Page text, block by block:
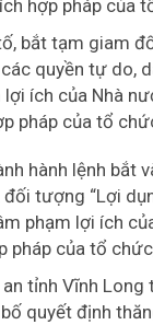
hợp pháp của
bắt tạm giam
quyền tự do,
lợi ích của Nhà
pháp của tổ
hành lệnh bắt
đối tượng “Lợi
phạm lợi ích
pháp của tổ
an tỉnh Vĩnh Long
quyết định